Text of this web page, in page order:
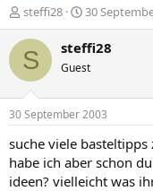
E
r
s
t
e
r
steffi28
E
r
s
e
l
t
a
30
S steffi28
Guest
30 September 2003
suche viele
habe ich aber schon
ideen? vielleicht was